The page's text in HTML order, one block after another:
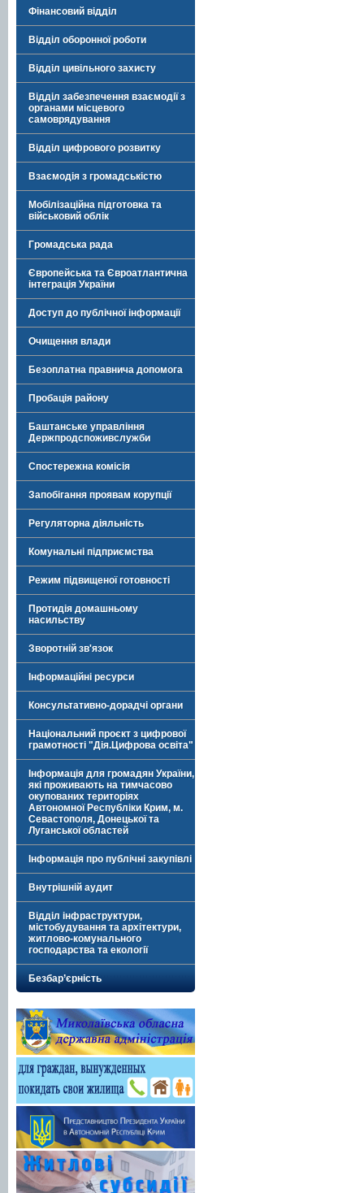
Фінансовий відділ
Відділ оборонної роботи
Відділ цивільного захисту
Відділ забезпечення взаємодії з
органами місцевого
самоврядування
Відділ цифрового розвитку
Взаємодія з громадськістю
Мобілізаційна підготовка та
військовий облік
Громадська рада
Європейська та Євроатлантична
інтеграція України
Доступ до публічної інформації
Очищення влади
Безоплатна правнича допомога
Пробація району
Баштанське управління
Держпродспоживслужби
Спостережна комісія
Запобігання проявам корупції
Регуляторна діяльність
Комунальні підприємства
Режим підвищеної готовності
Протидія домашньому
насильству
Зворотній зв'язок
Інформаційні ресурси
Консультативно-дорадчі органи
Національний проєкт з цифрової
грамотності "Дія.Цифрова освіта"
Інформація для громадян України,
які проживають на тимчасово
окупованих територіях
Автономної Республіки Крим, м.
Севастополя, Донецької та
Луганської областей
Інформація про публічні закупівлі
Внутрішній аудит
Відділ інфраструктури,
містобудування та архітектури,
житлово-комунального
господарства та екології
Безбар’єрність